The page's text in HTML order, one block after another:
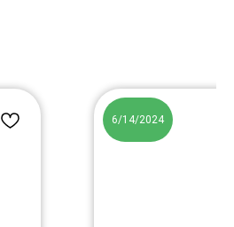
6/14/2024